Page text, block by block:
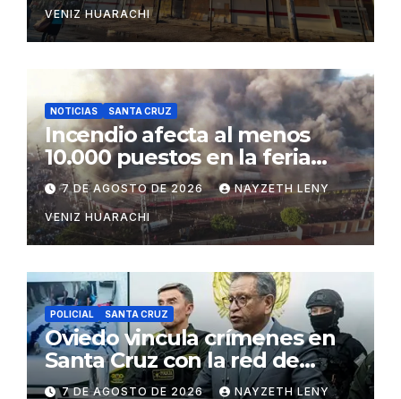
VENIZ HUARACHI
NOTICIAS SANTA CRUZ
Incendio afecta al menos
10.000 puestos en la feria
Barrio Lindo
7 DE AGOSTO DE 2026 NAYZETH LENY
VENIZ HUARACHI
POLICIAL SANTA CRUZ
Oviedo vincula crímenes en
Santa Cruz con la red de
Marset
7 DE AGOSTO DE 2026 NAYZETH LENY